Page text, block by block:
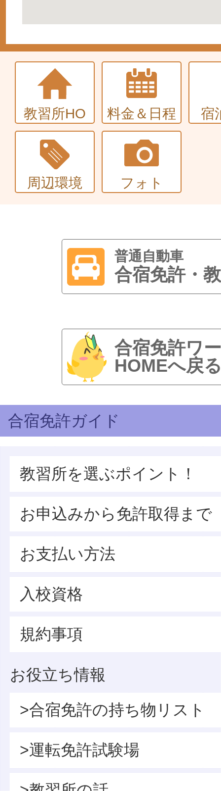
教習所HO 料金＆日程 宿
周辺環境 フォト
普通自動車
合宿免許・
合宿免許ワ
HOMEへ戻
合宿免許ガイド
教習所を選ぶポイント！
お申込みから免許取得まで
お支払い方法
入校資格
規約事項
お役立ち情報
>合宿免許の持ち物リスト
>運転免許試験場